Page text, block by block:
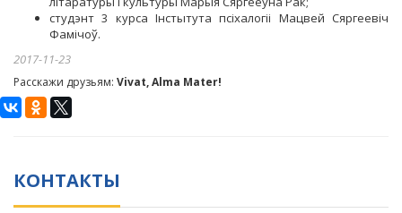
студэнт 3 курса Інстытута псіхалогіі Мацвей Сяргеевіч
Фамічоў.
2017-11-23
Расскажи друзьям: Vivat, Alma Mater!
КОНТАКТЫ